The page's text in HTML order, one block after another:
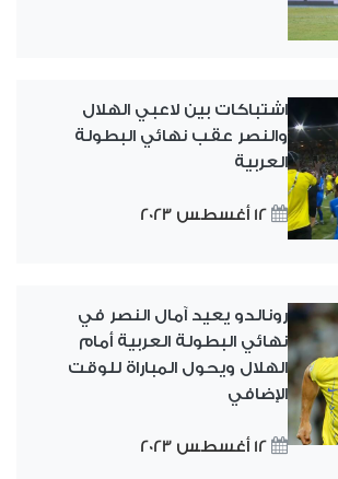
اشتباكات بين لاعبي الهلال
والنصر عقب نهائي البطولة
العربية
12 أغسطس 2023
رونالدو يعيد آمال النصر في
نهائي البطولة العربية أمام
الهلال ويحول المباراة للوقت
الإضافي
12 أغسطس 2023